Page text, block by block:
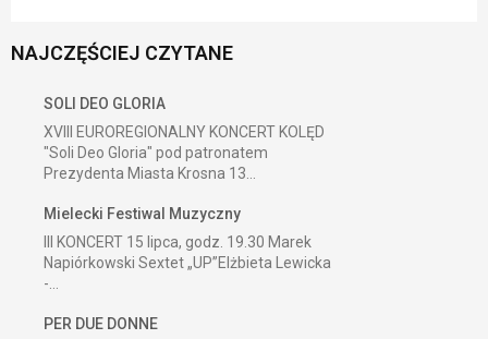
NAJCZĘŚCIEJ CZYTANE
SOLI DEO GLORIA
XVIII EUROREGIONALNY KONCERT KOLĘD
"Soli Deo Gloria" pod patronatem
Prezydenta Miasta Krosna 13...
Mielecki Festiwal Muzyczny
III KONCERT 15 lipca, godz. 19.30 Marek
Napiórkowski Sextet „UP”Elżbieta Lewicka
-...
PER DUE DONNE